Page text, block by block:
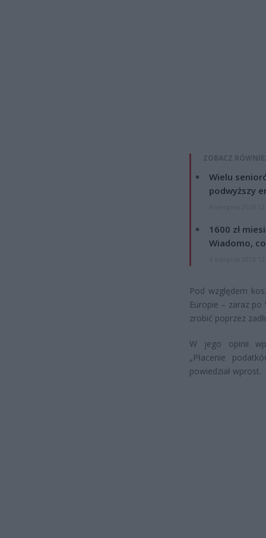
ZOBACZ
Wielu
podwyższy
1600 zł
Wiadomo,
Pod względem
Europie – zaraz
zrobić poprzez
W jego opinii
„Płacenie
powiedział wprost.